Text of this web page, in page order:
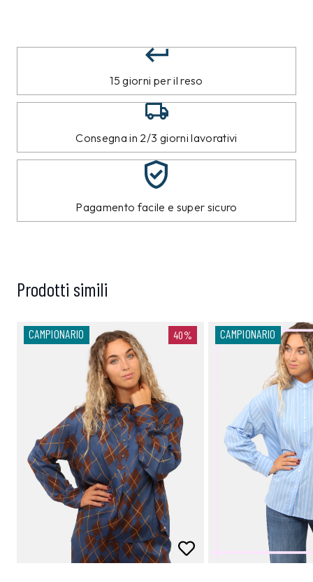
15 giorni per il reso
Consegna in 2/3 giorni lavorativi
Pagamento facile e super sicuro
Prodotti simili
CAMPIONARIO 40% CAMPIONARIO